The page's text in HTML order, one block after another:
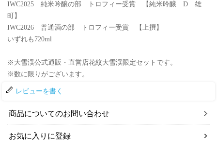
IWC2025 純米吟醸の部 トロフィー受賞 【純米吟醸 D 雄
町】
IWC2026 普通酒の部 トロフィー受賞 【上撰】
いずれも720ml
※大雪渓公式通販・直営店花紋大雪渓限定セットです。
※数に限りがございます。
レビューを書く
商品についてのお問い合わせ
お気に入りに登録